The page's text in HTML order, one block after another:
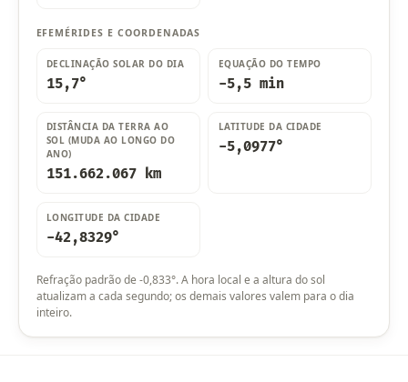
EFEMÉRIDES E COORDENADAS
DECLINAÇÃO SOLAR DO DIA
15,7°
EQUAÇÃO DO TEMPO
-5,5 min
DISTÂNCIA DA TERRA AO
SOL (MUDA AO LONGO DO
ANO)
151.662.067 km
LATITUDE DA CIDADE
-5,0977°
LONGITUDE DA CIDADE
-42,8329°
Refração padrão de -0,833°. A hora local e a altura do sol
atualizam a cada segundo; os demais valores valem para o dia
inteiro.